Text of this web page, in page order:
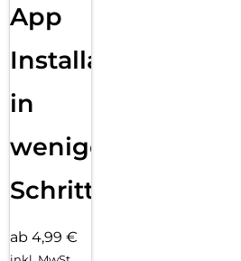
App
Installation
in
wenigen
Schritten
ab 4,99 €